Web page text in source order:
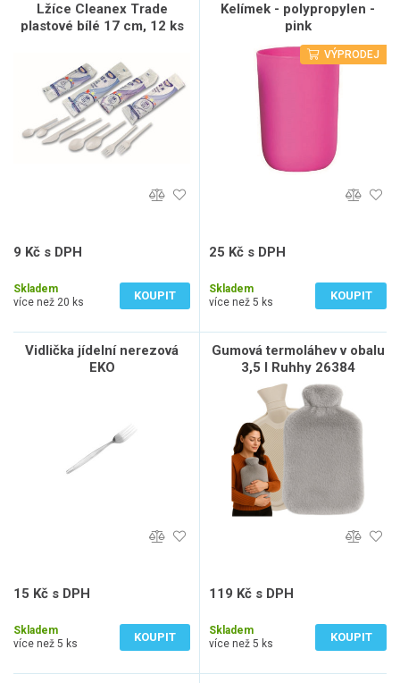
Lžíce Cleanex Trade
plastové bílé 17 cm, 12 ks
9 Kč s DPH
Skladem
více než 20 ks
KOUPIT
Kelímek - polypropylen -
pink
VÝPRODEJ
25 Kč s DPH
Skladem
více než 5 ks
KOUPIT
Vidlička jídelní nerezová
EKO
15 Kč s DPH
Skladem
více než 5 ks
KOUPIT
Gumová termoláhev v obalu
3,5 l Ruhhy 26384
119 Kč s DPH
Skladem
více než 5 ks
KOUPIT